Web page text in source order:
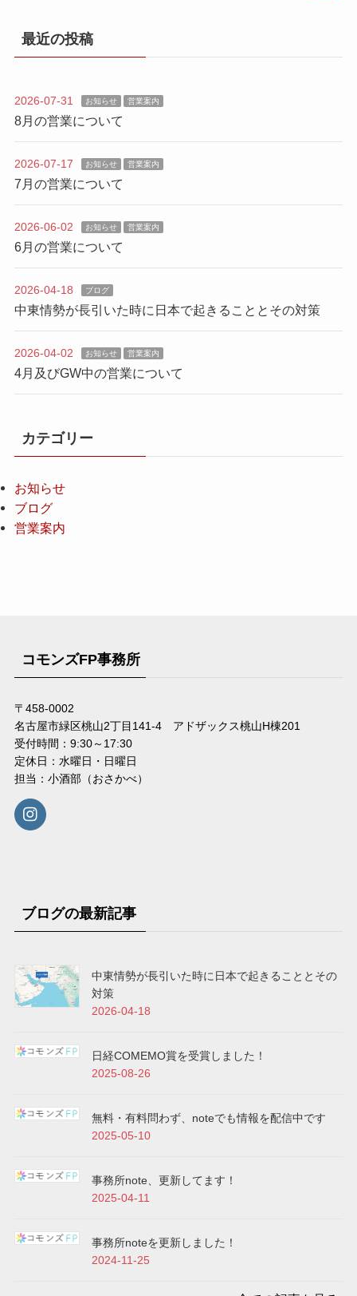
最近の投稿
2026-07-31 お知らせ 営業案内
8月の営業について
2026-07-17 お知らせ 営業案内
7月の営業について
2026-06-02 お知らせ 営業案内
6月の営業について
2026-04-18 ブログ
中東情勢が長引いた時に日本で起きることとその対策
2026-04-02 お知らせ 営業案内
4月及びGW中の営業について
カテゴリー
お知らせ
ブログ
営業案内
コモンズFP事務所
〒458-0002
名古屋市緑区桃山2丁目141-4 アドザックス桃山H棟201
受付時間：9:30～17:30
定休日：水曜日・日曜日
担当：小酒部（おさかべ）
ブログの最新記事
中東情勢が長引いた時に日本で起きることとその
対策
2026-04-18
日経COMEMO賞を受賞しました！
2025-08-26
無料・有料問わず、noteでも情報を配信中です
2025-05-10
事務所note、更新してます！
2025-04-11
事務所noteを更新しました！
2024-11-25